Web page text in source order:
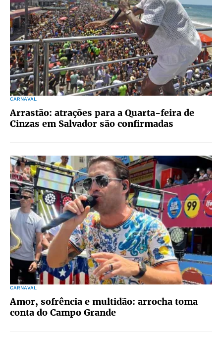
CARNAVAL
Arrastão: atrações para a Quarta-feira de
Cinzas em Salvador são confirmadas
CARNAVAL
Amor, sofrência e multidão: arrocha toma
conta do Campo Grande